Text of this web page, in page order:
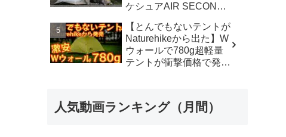
ケシュアAIR SECONDS
FRESH&BLACK - 脱サ
ラ さいとう夫婦
【とんでもないテントが
Naturehikeから出た】W
ウォールで780g超軽量
テントが衝撃価格で発売
【アウトドア】#855 -
人気動画ランキング（月間）